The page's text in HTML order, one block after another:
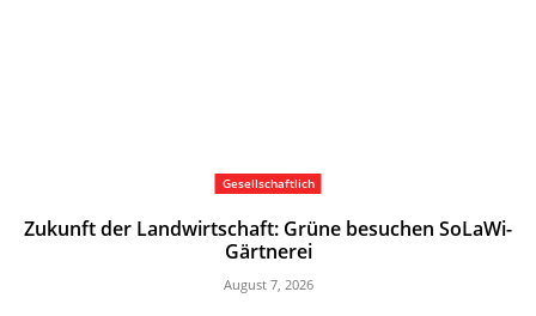
Gesellschaftlich
Zukunft der Landwirtschaft: Grüne besuchen SoLaWi-
Gärtnerei
August 7, 2026